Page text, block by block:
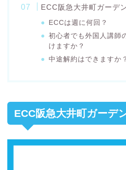
ECC阪急大井町ガーデ
ECCは週に何回？
初心者でも外国人講師
けますか？
中途解約はできますか
ECC阪急大井町ガーデ